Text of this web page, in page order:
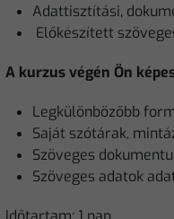
Adattisztítási,
Előkészített
A kurzus végén Ön
Legkülönbözőbb
Saját szótárak,
Szöveges
Szöveges adatok